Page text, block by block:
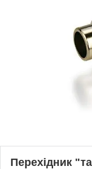
Перехідник